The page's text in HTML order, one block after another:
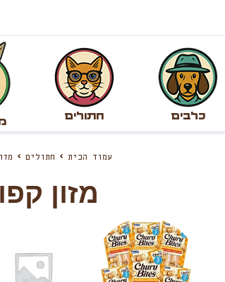
כלבים חתולים
עמוד הבית חתולים
מזון